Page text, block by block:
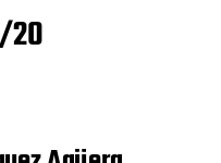
20